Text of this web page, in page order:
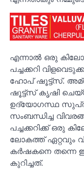
എന്നാൽ ഒരു
പച്ചക്കറി
ഹോപ് ഷൂട്ട്‌സ്.
ഷൂട്ട്‌സ് കൃഷി
ഉദ്യോഗസ്ഥ
സംബന്ധിച്ച
പച്ചക്കറിക്ക് ഒരു
ലോകത്ത് ഏറ്റവും
കർഷകനെ തന്നെ
കുറിച്ചത്.